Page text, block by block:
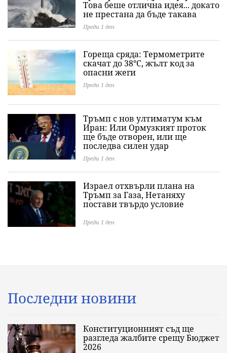
Това беше отлична идея... докато
не престана да бъде такава
Преди 1 ден
Гореща сряда: Термометрите
скачат до 38°C, жълт код за
опасни жеги
Преди 1 ден
Тръмп с нов ултиматум към
Иран: Или Ормузкият проток
ще бъде отворен, или ще
последва силен удар
Преди 1 ден
Израел отхвърли плана на
Тръмп за Газа, Нетаняху
постави твърдо условие
Преди 1 ден
Последни новини
Конституционният съд ще
разгледа жалбите срещу Бюджет
2026